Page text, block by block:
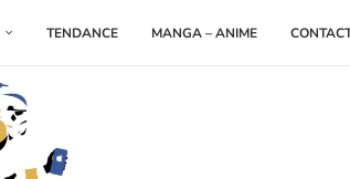
TENDANCE MANGA – ANIME